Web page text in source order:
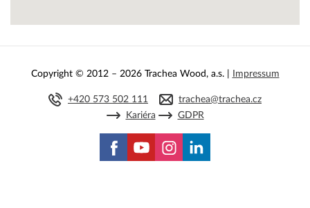
Copyright © 2012 – 2026 Trachea Wood, a.s. | Impressum
+420 573 502 111
trachea@trachea.cz
Kariéra
GDPR